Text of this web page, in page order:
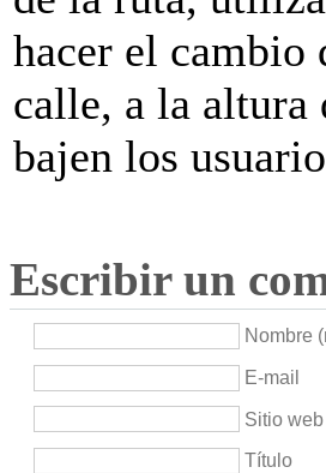
hacer el cambio
calle, a la altura
bajen los
Escribir un
Nombre
E-mail
Sitio web
Título